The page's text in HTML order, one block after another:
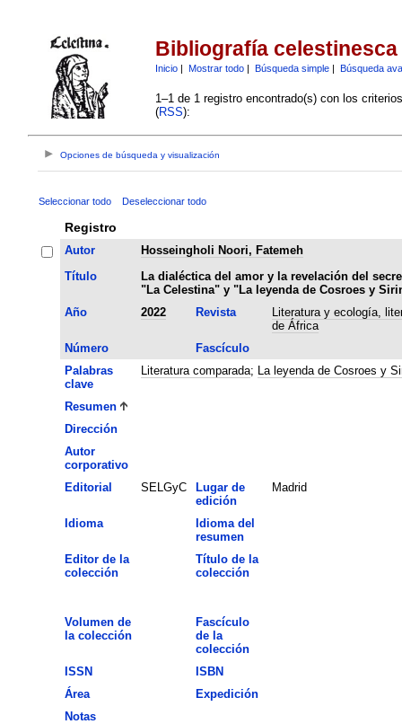
Bibliografía celestinesca
Inicio| Mostrar todo| Búsqueda simple| Búsqueda
1–1 de 1 registro encontrado(s) con los
(RSS):
Opciones de búsqueda y visualización
Seleccionar todo Deseleccionar todo
Registro
Autor
Hosseingholi Noori, Fatemeh
Título
La dialéctica del amor y la revelación del
"La Celestina" y "La leyenda de Cosroes y
Año
2022 Revista
Literatura y ecología,
de África
Número
Fascículo
Palabras
clave
Literatura comparada; La leyenda de Cosroes y
Resumen
Dirección
Autor
corporativo
Editorial
SELGyC
Lugar de
edición
Madrid
Idioma
Idioma del
resumen
Editor de la
colección
Título de la
colección
Volumen de
la colección
Fascículo
de la
colección
ISSN
ISBN
Área
Expedición
Notas